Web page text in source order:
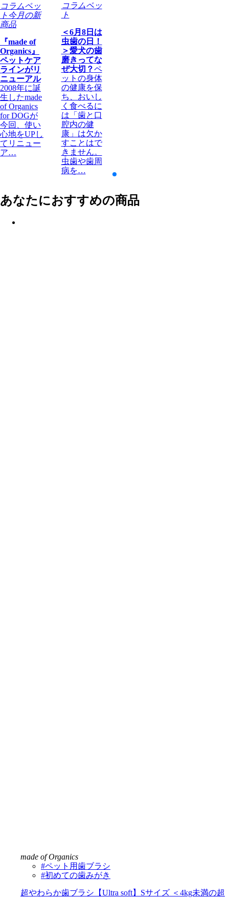
コラムペッ
ト 今月の新
商品
『made of
Organics』
ペットケア
ラインがリ
ニューアル
2008年に誕
生したmade
of Organics
for DOGが
今回、使い
心地をUPし
てリニュー
ア…
コラムペッ
ト
＜6月8日は
虫歯の日！
＞愛犬の歯
磨きってな
ぜ大切？ペ
ットの身体
の健康を保
ち、おいし
く食べるに
は「歯と口
腔内の健
康」は欠か
すことはで
きません。
虫歯や歯周
病を…
あなたにおすすめの商品
made of Organics
#ペット用歯ブラシ
#初めての歯みがき
超やわらか歯ブラシ【Ultra soft】Sサイズ ＜4kg未満の超